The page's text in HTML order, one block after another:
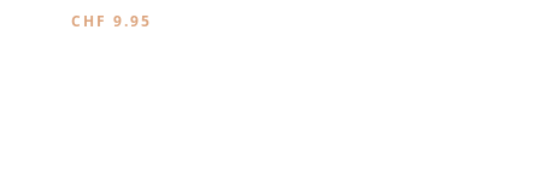
CHF 9.95